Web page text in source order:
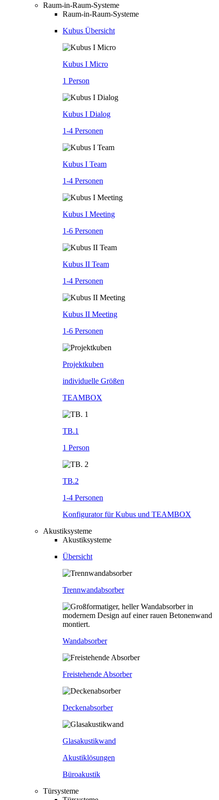
Raum-in-Raum-Systeme
Raum-in-Raum-Systeme
Kubus Übersicht
Kubus I Micro
1 Person
Kubus I Dialog
1-4 Personen
Kubus I Team
1-4 Personen
Kubus I Meeting
1-6 Personen
Kubus II Team
1-4 Personen
Kubus II Meeting
1-6 Personen
Projektkuben
individuelle Größen
TEAMBOX
TB.1
1 Person
TB.2
1-4 Personen
Konfigurator für Kubus und TEAMBOX
Akustiksysteme
Akustiksysteme
Übersicht
Trennwandabsorber
Wandabsorber
Freistehende Absorber
Deckenabsorber
Glasakustikwand
Akustiklösungen
Büroakustik
Türsysteme